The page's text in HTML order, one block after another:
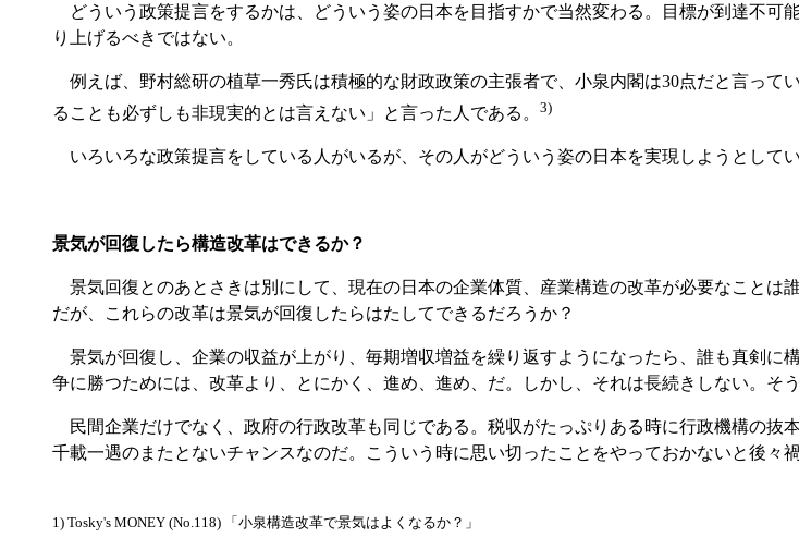
どういう政策提言をするかは、どういう姿の日本を目指すかで当然変わる。目標が到達不
り上げるべきではない。
例えば、野村総研の植草一秀氏は積極的な財政政策の主張者で、小泉内閣は30点だと言って
ることも必ずしも非現実的とは言えない」と言った人である。 3)
いろいろな政策提言をしている人がいるが、その人がどういう姿の日本を実現しようとして
景気が回復したら構造改革はできるか？
景気回復とのあとさきは別にして、現在の日本の企業体質、産業構造の改革が必要なこと
だが、これらの改革は景気が回復したらはたしてできるだろうか？
景気が回復し、企業の収益が上がり、毎期増収増益を繰り返すようになったら、誰も真剣
争に勝つためには、改革より、とにかく、進め、進め、だ。しかし、それは長続きしない。そ
民間企業だけでなく、政府の行政改革も同じである。税収がたっぷりある時に行政機構の
千載一遇のまたとないチャンスなのだ。こういう時に思い切ったことをやっておかないと後々
1) Tosky's MONEY (No.118) 「小泉構造改革で景気はよくなるか？」